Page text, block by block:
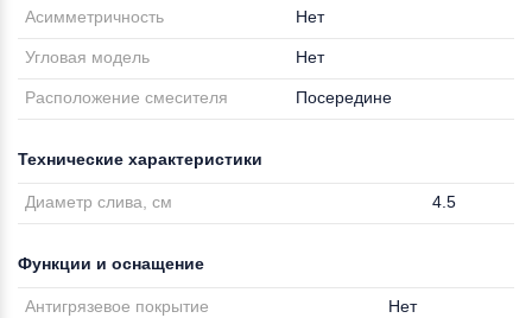
Асимметричность Нет
Угловая модель Нет
Расположение смесителя Посередине
Технические характеристики
Диаметр слива, см 4.5
Функции и оснащение
Антигрязевое покрытие Нет